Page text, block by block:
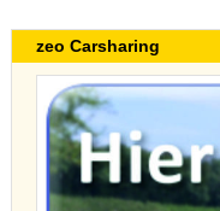
zeo Carsharing